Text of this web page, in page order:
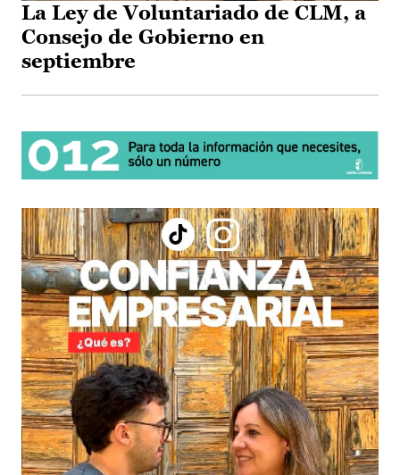
La Ley de Voluntariado de CLM, a
Consejo de Gobierno en
septiembre